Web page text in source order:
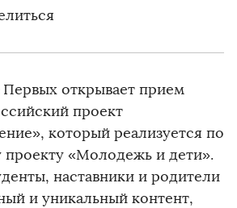
открывает прием
проект
который реализуется по
«Молодежь и дети».
наставники и родители
и уникальный контент,